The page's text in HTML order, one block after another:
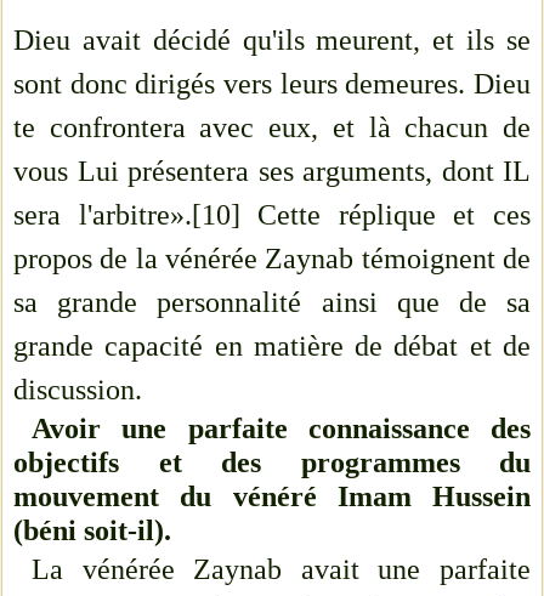
Dieu avait décidé qu'ils meurent, et ils se
sont donc dirigés vers leurs demeures. Dieu
te confrontera avec eux, et là chacun de
vous Lui présentera ses arguments, dont IL
sera l'arbitre».[10] Cette réplique et ces
propos de la vénérée Zaynab témoignent de
sa grande personnalité ainsi que de sa
grande capacité en matière de débat et de
discussion.
Avoir une parfaite connaissance des
objectifs et des programmes du
mouvement du vénéré Imam Hussein
(béni soit-il).
La vénérée Zaynab avait une parfaite